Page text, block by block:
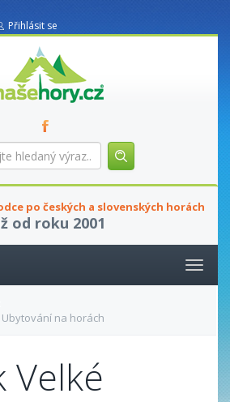
Přihlásit se
Zadejte
hledaný
po českých a slovenských horách
od roku 2001
Ubytování na horách
Velké